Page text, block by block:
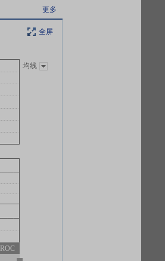
更多
全屏
均线
ROC